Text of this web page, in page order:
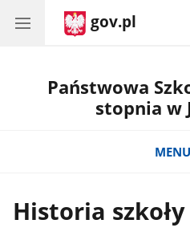
gov.pl
Państwowa
stopnia w
MENU
Historia szkoły